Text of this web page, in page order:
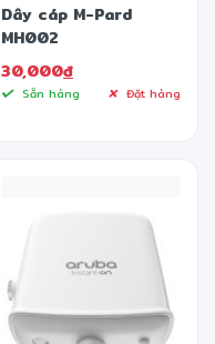
Dây cáp M-Pard
MH002
30,000đ
Sẵn hàng Đặt hàng